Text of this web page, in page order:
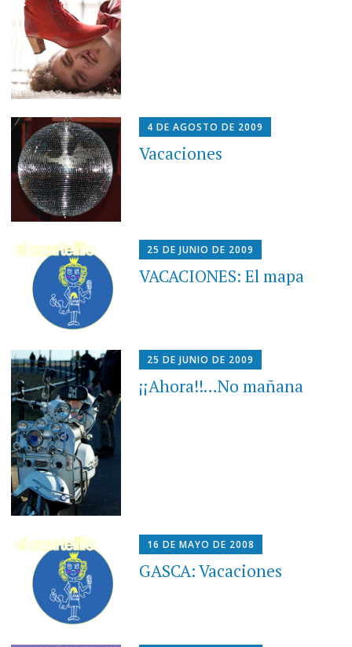
4 DE AGOSTO DE 2009
Vacaciones
25 DE JUNIO DE 2009
VACACIONES: El mapa
25 DE JUNIO DE 2009
¡¡Ahora!!…No mañana
16 DE MAYO DE 2008
GASCA: Vacaciones